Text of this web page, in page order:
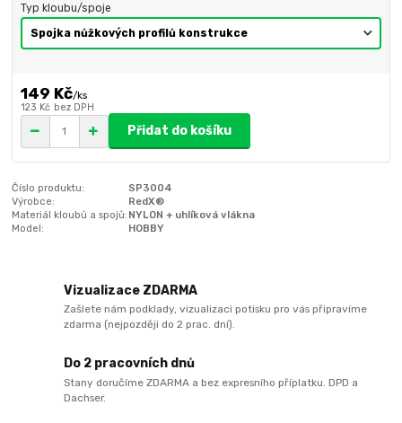
Typ kloubu/spoje
149 Kč/ks
123 Kč bez DPH
Přidat do košíku
Číslo produktu:
SP3004
Výrobce:
RedX®
Materiál kloubů a spojů: NYLON + uhlíková vlákna
Model:
HOBBY
Vizualizace ZDARMA
Zašlete nám podklady, vizualizaci potisku pro vás připravíme
zdarma (nejpozději do 2 prac. dní).
Do 2 pracovních dnů
Stany doručíme ZDARMA a bez expresního příplatku. DPD a
Dachser.